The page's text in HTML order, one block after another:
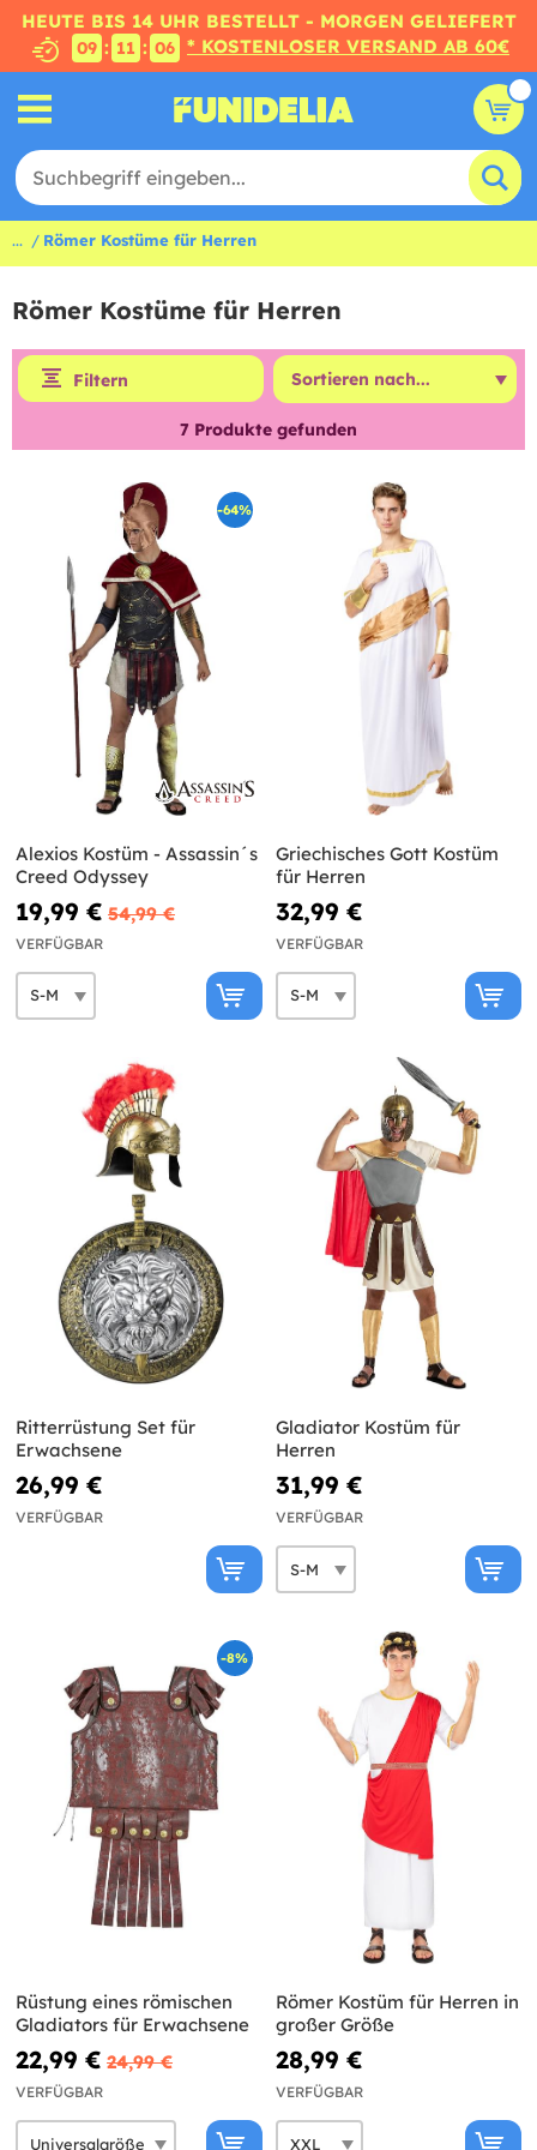
HEUTE BIS 14 UHR BESTELLT - MORGEN GELIEFERT
09 : 11 : 05 * KOSTENLOSER VERSAND AB 60€
... Römer Kostüme für Herren
Römer Kostüme für Herren
Filtern
7 Produkte gefunden
-64%
Alexios Kostüm - Assassin´s
Creed Odyssey
19,99 € 54,99 €
VERFÜGBAR
Griechisches Gott Kostüm
für Herren
32,99 €
VERFÜGBAR
Ritterrüstung Set für
Erwachsene
26,99 €
VERFÜGBAR
Gladiator Kostüm für
Herren
31,99 €
VERFÜGBAR
-8%
Rüstung eines römischen
Gladiators für Erwachsene
22,99 € 24,99 €
VERFÜGBAR
Römer Kostüm für Herren in
großer Größe
28,99 €
VERFÜGBAR